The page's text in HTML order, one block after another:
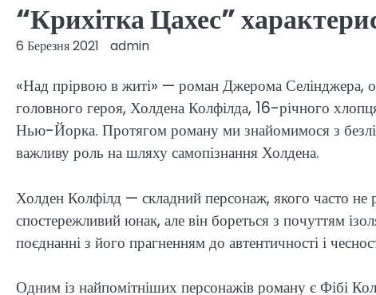
“Крихітка Цахес”
6 Березня 2021 admin
«Над прірвою в житі» — роман Джерома Селінджера,
головного героя, Холдена Колфілда, 16-річного
Нью-Йорка. Протягом роману ми знайомимося з
важливу роль на шляху самопізнання Холдена.
Холден Колфілд — складний персонаж, якого часто
спостережливий юнак, але він бореться з почуттям
поєднанні з його прагненням до автентичності і
Одним із найпомітніших персонажів роману є Фібі